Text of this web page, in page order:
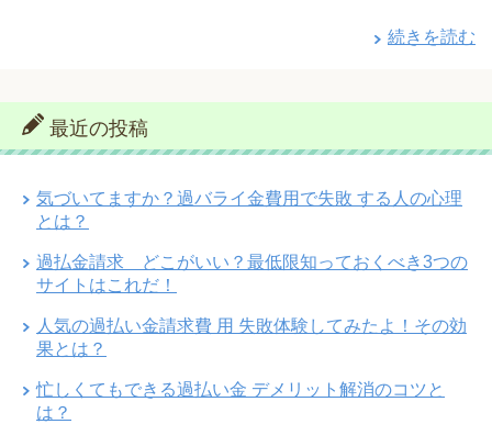
続きを読む
最近の投稿
気づいてますか？過バライ金費用で失敗 する人の心理
とは？
過払金請求 どこがいい？最低限知っておくべき3つの
サイトはこれだ！
人気の過払い金請求費 用 失敗体験してみたよ！その効
果とは？
忙しくてもできる過払い金 デメリット解消のコツと
は？